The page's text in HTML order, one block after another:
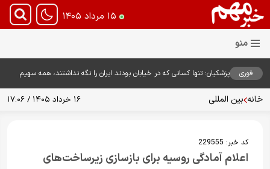
۱۵ مرداد ۱۴۰۵
فوری
پزشکیان: تنها کسانی که در خیابان بودند ایران را نگه نداشتند، همه سهیم
خانه بین المللی ۱۶ خرداد ۱۴۰۵ / ۱۷:۰۶
کد خبر: 229555
اعلام آمادگی روسیه برای بازسازی زیرساخت‌های